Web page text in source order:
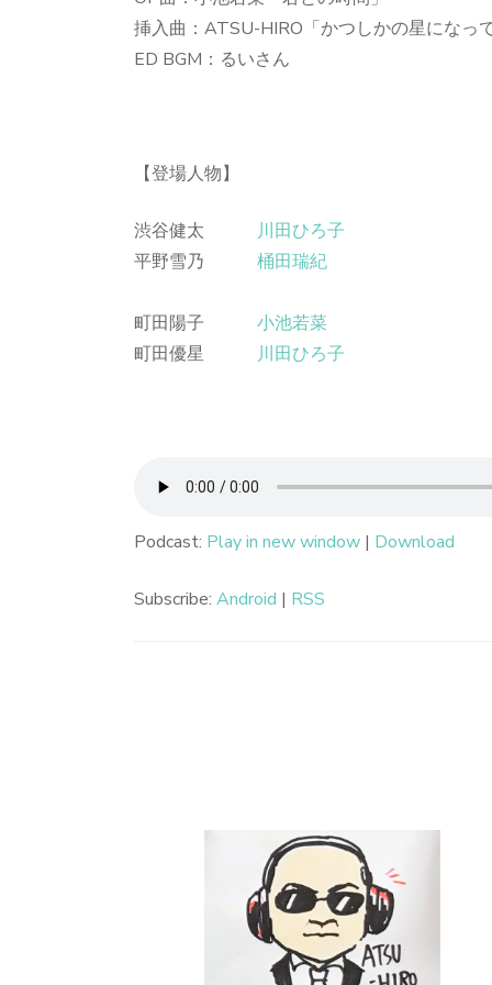
挿入曲：ATSU-HIRO「かつしかの星になっ
ED BGM：るいさん
【登場人物】
渋谷健太 川田ひろ子
平野雪乃 桶田瑞紀
町田陽子 小池若菜
町田優星 川田ひろ子
Podcast: Play in new window | Download
Subscribe: Android | RSS